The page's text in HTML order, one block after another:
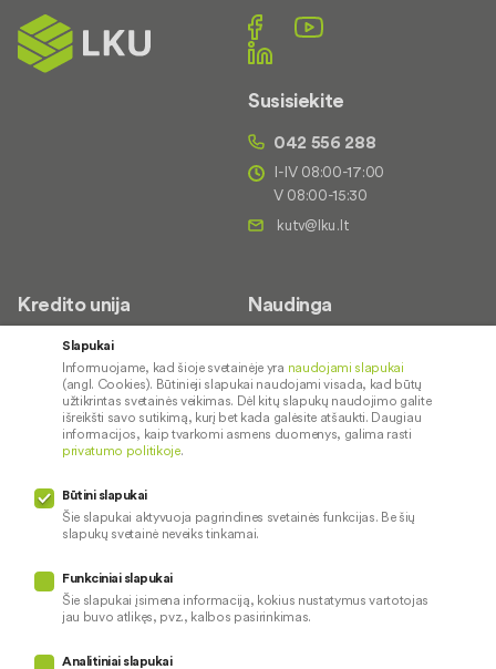
Susisiekite
042 556 288
I-IV 08:00-17:00
V 08:00-15:30
Kredito unija
Apie mus
Kontaktai
Karjera
Socialinė atsakomybė
Naudinga
Palūkanų normos
Paslaugų teikimo sąlygos ir
įkainiai
Pranešėjų apsauga
Privatumo politika
Naudojami slapukai
Slapukai
Informuojame, kad šioje svetainėje yra naudojami slapukai
(angl. Cookies). Būtinieji slapukai naudojami visada, kad būtų
užtikrintas svetainės veikimas. Dėl kitų slapukų naudojimo galite
išreikšti savo sutikimą, kurį bet kada galėsite atšaukti. Daugiau
informacijos, kaip tvarkomi asmens duomenys, galima rasti
privatumo politikoje.
Būtini slapukai
Šie slapukai aktyvuoja pagrindines svetainės funkcijas. Be šių
slapukų svetainė neveiks tinkamai.
Funkciniai slapukai
Šie slapukai įsimena informaciją, kokius nustatymus vartotojas
jau buvo atlikęs, pvz., kalbos pasirinkimas.
Analitiniai slapukai